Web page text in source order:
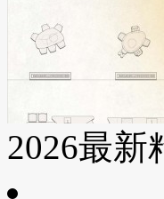
2026最新